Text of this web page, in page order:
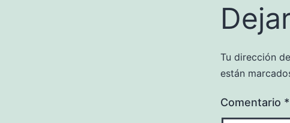
Tu dirección
están
Comentario *